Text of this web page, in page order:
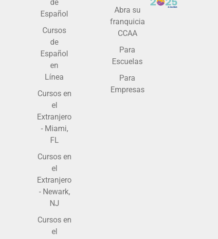
de
Español
Cursos
de
Español
en
Línea
Cursos en
el
Extranjero
- Miami,
FL
Cursos en
el
Extranjero
- Newark,
NJ
Cursos en
el
Abra su
franquicia
CCAA
Para
Escuelas
Para
Empresas